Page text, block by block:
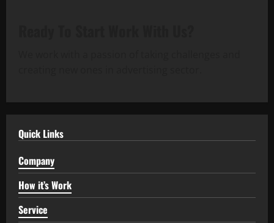
Quick Links
Company
How it’s Work
Service